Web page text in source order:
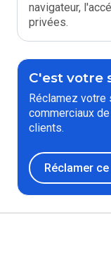
navigateur,
privées.
C'est votre
Réclamez votre
commerciaux
clients.
Réclamer